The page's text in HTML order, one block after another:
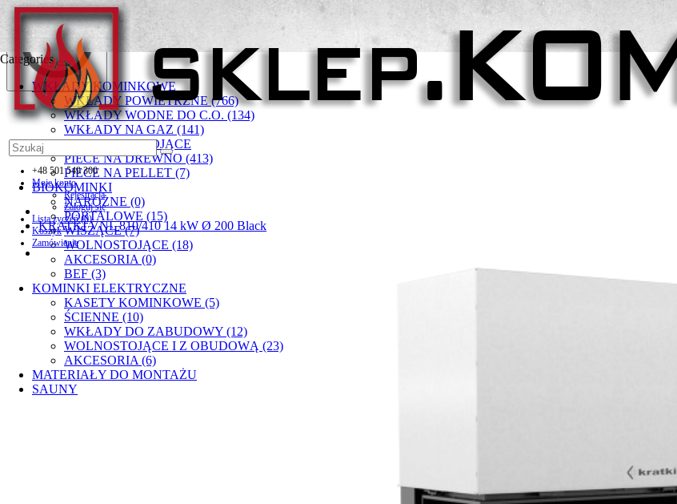
+48 501 549 300
Moje konto
Rejestracja
Zaloguj się
Lista życzeń (0)
Koszyk
Zamówienie
Categories
WKŁADY KOMINKOWE
WKŁADY POWIETRZNE (766)
WKŁADY WODNE DO C.O. (134)
WKŁADY NA GAZ (141)
PIECYKI WOLNOSTOJĄCE
PIECE NA DREWNO (413)
PIECE NA PELLET (7)
BIOKOMINKI
NAROŻNE (0)
PORTALOWE (15)
WISZĄCE (7)
WOLNOSTOJĄCE (18)
AKCESORIA (0)
BEF (3)
KOMINKI ELEKTRYCZNE
KASETY KOMINKOWE (5)
ŚCIENNE (10)
WKŁADY DO ZABUDOWY (12)
WOLNOSTOJĄCE I Z OBUDOWĄ (23)
AKCESORIA (6)
MATERIAŁY DO MONTAŻU
SAUNY
KRATKI VNL 810/410 14 kW Ø 200 Black